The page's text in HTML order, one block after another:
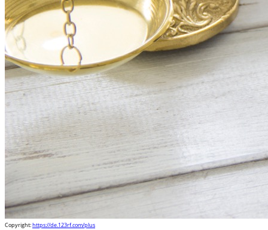
Copyright:https://de.123rf.com/plus